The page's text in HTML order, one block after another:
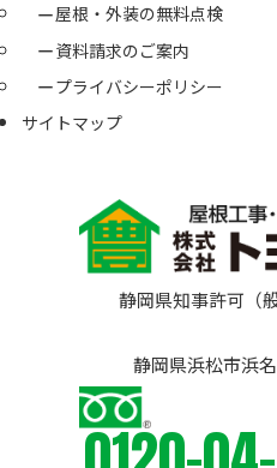
静岡県知事許可（
静岡県浜松市浜
屋根・外装の無料点検
資料請求のご案内
プライバシーポリシー
サイトマップ